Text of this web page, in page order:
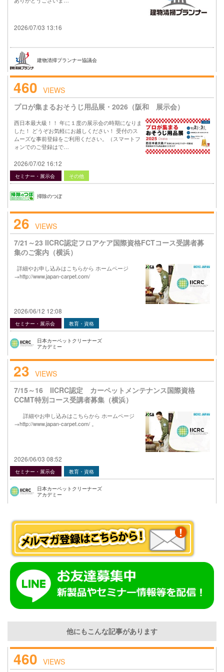
2026/07/03 13:16
建物清掃プランナー協議会
460 VIEWS
プロが集まるおそうじ用品展・2026（阪和 展示会）
西日本最大級！！ 年に１度の展示会の時期になりま
した！ どうぞお気軽にお越しください！ 受付のス
ムーズな事前登録をご利用ください。（スマートフ
ォンでのご登録はで…
2026/07/02 16:12
セミナー・展示会 その他
掃除のつぼ
26 VIEWS
7/21～23 IICRC認定フロアケア国際資格FCTコース受講者募
集のご案内（横浜）
詳細やお申し込みはこちらから ホームページ
→http://www.japan-carpet.com/
2026/06/12 12:08
セミナー・展示会 教育・資格
日本カーペットクリーナーズ
アカデミー
23 VIEWS
7/15～16 IICRC認定 カーペットメンテナンス国際資格
CCMT特別コース受講者募集（横浜）
詳細やお申し込みはこちらから ホームページ
→http://www.japan-carpet.com/ 。
2026/06/03 08:52
セミナー・展示会 教育・資格
日本カーペットクリーナーズ
アカデミー
他にもこんな記事があります
460 VIEWS